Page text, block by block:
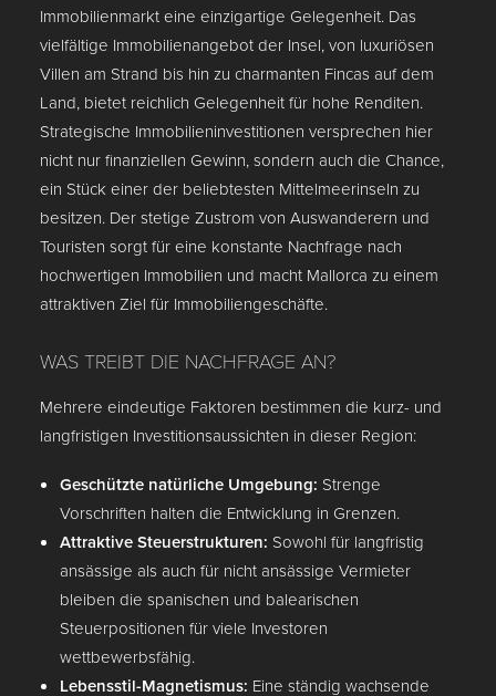
Immobilienmarkt eine einzigartige Gelegenheit. Das
vielfältige Immobilienangebot der Insel, von luxuriösen
Villen am Strand bis hin zu charmanten Fincas auf dem
Land, bietet reichlich Gelegenheit für hohe Renditen.
Strategische Immobilieninvestitionen versprechen hier
nicht nur finanziellen Gewinn, sondern auch die Chance,
ein Stück einer der beliebtesten Mittelmeerinseln zu
besitzen. Der stetige Zustrom von Auswanderern und
Touristen sorgt für eine konstante Nachfrage nach
hochwertigen Immobilien und macht Mallorca zu einem
attraktiven Ziel für Immobiliengeschäfte.
WAS TREIBT DIE NACHFRAGE AN?
Mehrere eindeutige Faktoren bestimmen die kurz- und
langfristigen Investitionsaussichten in dieser Region:
Geschützte natürliche Umgebung: Strenge
Vorschriften halten die Entwicklung in Grenzen.
Attraktive Steuerstrukturen: Sowohl für langfristig
ansässige als auch für nicht ansässige Vermieter
bleiben die spanischen und balearischen
Steuerpositionen für viele Investoren
wettbewerbsfähig.
Lebensstil-Magnetismus: Eine ständig wachsende